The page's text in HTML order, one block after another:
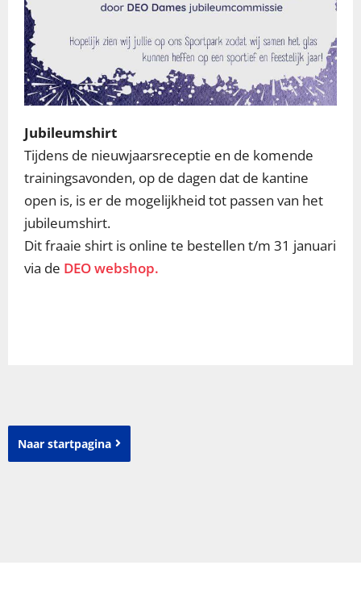
Jubileumshirt
Tijdens de nieuwjaarsreceptie en de komende
trainingsavonden, op de dagen dat de kantine
open is, is er de mogelijkheid tot passen van het
jubileumshirt.
Dit fraaie shirt is online te bestellen t/m 31 januari
via de DEO webshop.
Naar startpagina